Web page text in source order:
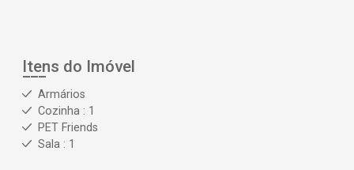
Itens do Imóvel
Armários
Cozinha : 1
PET Friends
Sala : 1